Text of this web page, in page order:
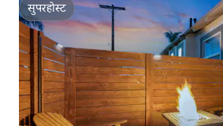
सुपरहोस्ट
सुपरहोस्ट